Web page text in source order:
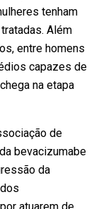
tenham
Além
entre homens
capazes de
na etapa
de
bevacizumabe
da